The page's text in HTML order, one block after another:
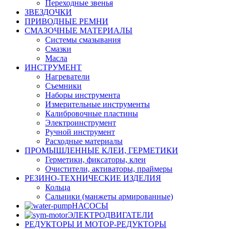
Переходные звенья
ЗВЕЗДОЧКИ
ПРИВОДНЫЕ РЕМНИ
СМАЗОЧНЫЕ МАТЕРИАЛЫ
Системы смазывания
Смазки
Масла
ИНСТРУМЕНТ
Нагреватели
Съемники
Наборы инструмента
Измерительные инструменты
Калибровочные пластины
Электроинструмент
Ручной инструмент
Расходные материалы
ПРОМЫШЛЕННЫЕ КЛЕИ, ГЕРМЕТИКИ
Герметики, фиксаторы, клеи
Очистители, активаторы, праймеры
РЕЗИНО-ТЕХНИЧЕСКИЕ ИЗДЕЛИЯ
Кольца
Сальники (манжеты армированные)
НАСОСЫ
ЭЛЕКТРОДВИГАТЕЛИ
РЕДУКТОРЫ И МОТОР-РЕДУКТОРЫ